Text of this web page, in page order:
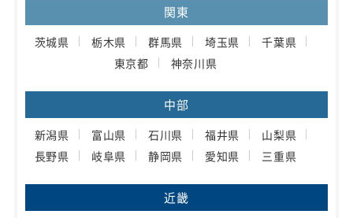
関東
茨城県 栃木県 群馬県 埼玉県
千葉県
東京都
神奈川県
中部
新潟県 富山県 石川県 福井県
山梨県
長野県
岐阜県 静岡県 愛知県 三重県
近畿